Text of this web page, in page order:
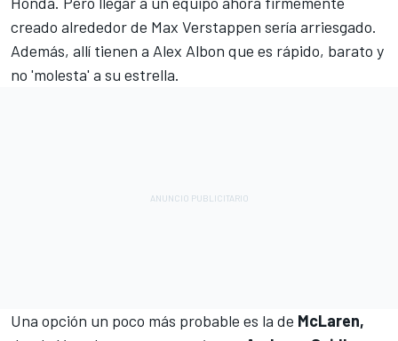
creado alrededor de Max Verstappen sería arriesgado.
Además, allí tienen a Alex Albon que es rápido, barato y
no 'molesta' a su estrella.
Una opción un poco más probable es la de McLaren,